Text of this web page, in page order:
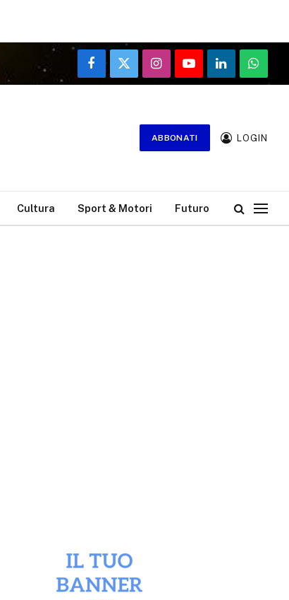
Facebook
X
(Twitter)
InstagramYouTubeLinkedIn
ABBONATI LOGIN
Cultura Sport & Motori Futuro